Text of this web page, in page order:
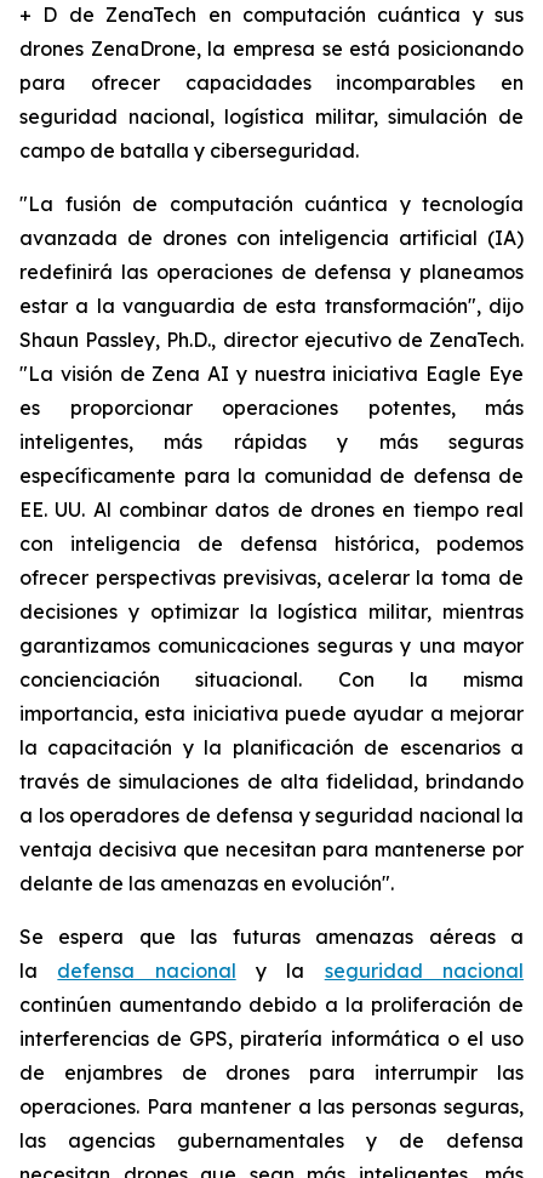
+ D de ZenaTech en computación cuántica y sus
drones ZenaDrone, la empresa se está posicionando
para ofrecer capacidades incomparables en
seguridad nacional, logística militar, simulación de
campo de batalla y ciberseguridad.
"La fusión de computación cuántica y tecnología
avanzada de drones con inteligencia artificial (IA)
redefinirá las operaciones de defensa y planeamos
estar a la vanguardia de esta transformación", dijo
Shaun Passley, Ph.D., director ejecutivo de ZenaTech.
"La visión de Zena AI y nuestra iniciativa Eagle Eye
es proporcionar operaciones potentes, más
inteligentes, más rápidas y más seguras
específicamente para la comunidad de defensa de
EE. UU. Al combinar datos de drones en tiempo real
con inteligencia de defensa histórica, podemos
ofrecer perspectivas previsivas, acelerar la toma de
decisiones y optimizar la logística militar, mientras
garantizamos comunicaciones seguras y una mayor
concienciación situacional. Con la misma
importancia, esta iniciativa puede ayudar a mejorar
la capacitación y la planificación de escenarios a
través de simulaciones de alta fidelidad, brindando
a los operadores de defensa y seguridad nacional la
ventaja decisiva que necesitan para mantenerse por
delante de las amenazas en evolución".
Se espera que las futuras amenazas aéreas a
la defensa nacional y la seguridad nacional
continúen aumentando debido a la proliferación de
interferencias de GPS, piratería informática o el uso
de enjambres de drones para interrumpir las
operaciones. Para mantener a las personas seguras,
las agencias gubernamentales y de defensa